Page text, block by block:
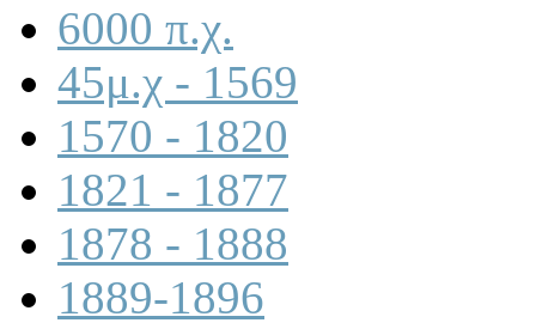
6000 π.χ.
45μ.χ - 1569
1570 - 1820
1821 - 1877
1878 - 1888
1889-1896